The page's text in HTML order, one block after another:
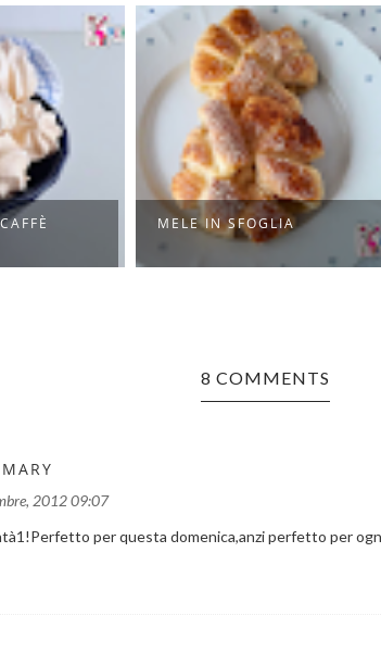
MELE IN SFOGLIA
8 COMMENTS
2012 09:07
per questa domenica,anzi perfetto per